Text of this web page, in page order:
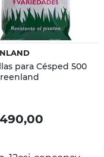
Vista rápida
para Césped 500